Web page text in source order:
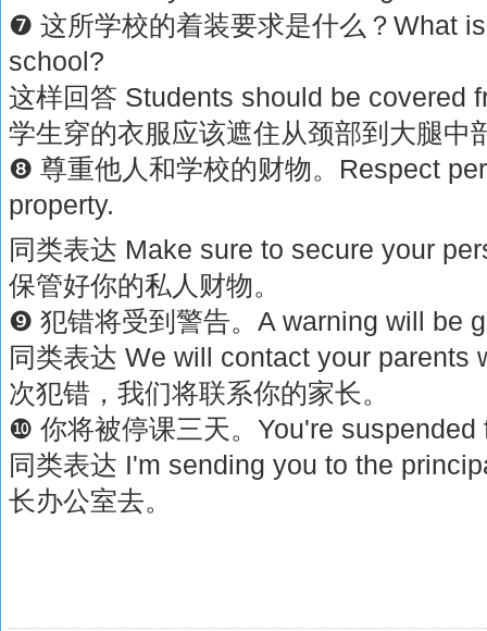
❼ 这所学校的着装要求是什么？What
school?
这样回答 Students should be covered
学生穿的衣服应该遮住从颈部到大腿中
❽ 尊重他人和学校的财物。Respect
property.
同类表达 Make sure to secure your
保管好你的私人财物。
❾ 犯错将受到警告。A warning will be
同类表达 We will contact your parents
次犯错，我们将联系你的家长。
❿ 你将被停课三天。You're suspended
同类表达 I'm sending you to the
长办公室去。